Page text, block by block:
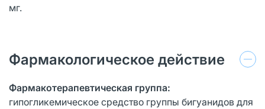
мг.
Фармакологическое действие
Фармакотерапевтическая группа:
гипогликемическое средство группы бигуанидов для